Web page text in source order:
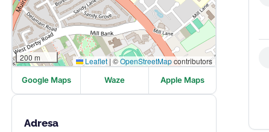
200 m Leaflet | ©OpenStreetMapcontributors
Google Maps Waze Apple Maps
Adresa